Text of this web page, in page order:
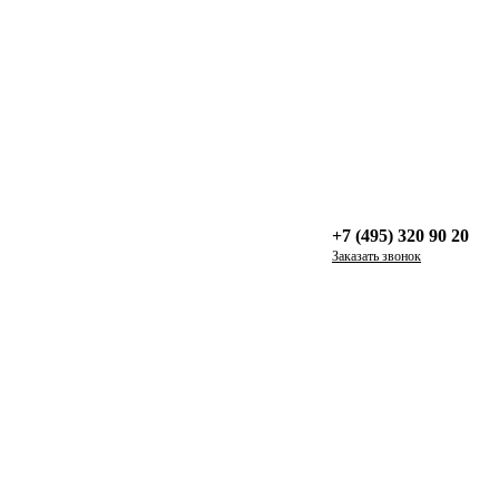
+7 (495) 320 90 20
Заказать звонок
трендовые — они все разные, как и мебель, которую